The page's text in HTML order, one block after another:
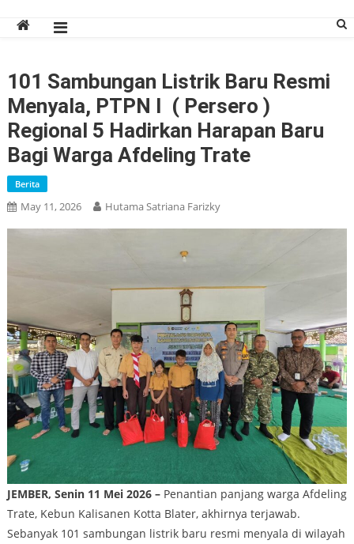
101 Sambungan Listrik Baru Resmi
Menyala, PTPN I ( Persero )
Regional 5 Hadirkan Harapan Baru
Bagi Warga Afdeling Trate
Berita
May 11, 2026 Hutama Satriana Farizky
JEMBER, Senin 11 Mei 2026 –Penantian panjang warga Afdeling
Trate, Kebun Kalisanen Kotta Blater, akhirnya terjawab.
Sebanyak 101 sambungan listrik baru resmi menyala di wilayah